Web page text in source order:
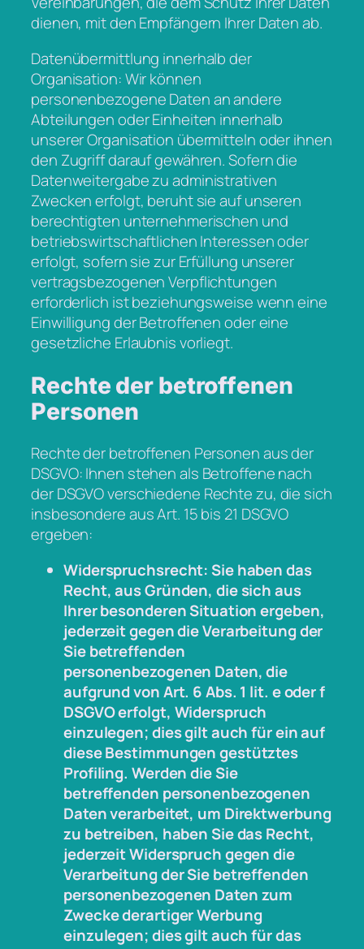
dienen, mit den Empfängern Ihrer Daten ab.
Datenübermittlung innerhalb der
Organisation: Wir können
personenbezogene Daten an andere
Abteilungen oder Einheiten innerhalb
unserer Organisation übermitteln oder ihnen
den Zugriff darauf gewähren. Sofern die
Datenweitergabe zu administrativen
Zwecken erfolgt, beruht sie auf unseren
berechtigten unternehmerischen und
betriebswirtschaftlichen Interessen oder
erfolgt, sofern sie zur Erfüllung unserer
vertragsbezogenen Verpflichtungen
erforderlich ist beziehungsweise wenn eine
Einwilligung der Betroffenen oder eine
gesetzliche Erlaubnis vorliegt.
Rechte der betroffenen
Personen
Rechte der betroffenen Personen aus der
DSGVO: Ihnen stehen als Betroffene nach
der DSGVO verschiedene Rechte zu, die sich
insbesondere aus Art. 15 bis 21 DSGVO
ergeben:
Widerspruchsrecht: Sie haben das
Recht, aus Gründen, die sich aus
Ihrer besonderen Situation ergeben,
jederzeit gegen die Verarbeitung der
Sie betreffenden
personenbezogenen Daten, die
aufgrund von Art. 6 Abs. 1 lit. e oder f
DSGVO erfolgt, Widerspruch
einzulegen; dies gilt auch für ein auf
diese Bestimmungen gestütztes
Profiling. Werden die Sie
betreffenden personenbezogenen
Daten verarbeitet, um Direktwerbung
zu betreiben, haben Sie das Recht,
jederzeit Widerspruch gegen die
Verarbeitung der Sie betreffenden
personenbezogenen Daten zum
Zwecke derartiger Werbung
einzulegen; dies gilt auch für das